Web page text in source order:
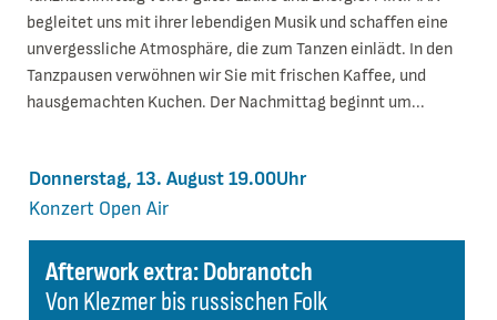
begleitet uns mit ihrer lebendigen Musik und schaffen eine
unvergessliche Atmosphäre, die zum Tanzen einlädt. In den
Tanzpausen verwöhnen wir Sie mit frischen Kaffee, und
hausgemachten Kuchen. Der Nachmittag beginnt um...
Afterwork extra: Dobranotch
Von Klezmer bis russischen Folk
Donnerstag, 13. August 19.00Uhr
Konzert Open Air